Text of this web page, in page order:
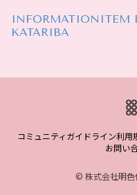
INFORMATION ITEM
KATARIBA
コミュニティガイドライン利用
お問い
© 株式会社明色